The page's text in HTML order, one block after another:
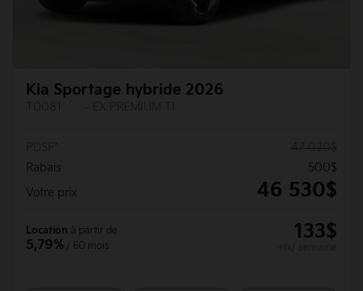
Kia Sportage hybride 2026
Rabais
500$
Votre prix
46 530$
Location à partir de
5,79% / 60 mois
133$